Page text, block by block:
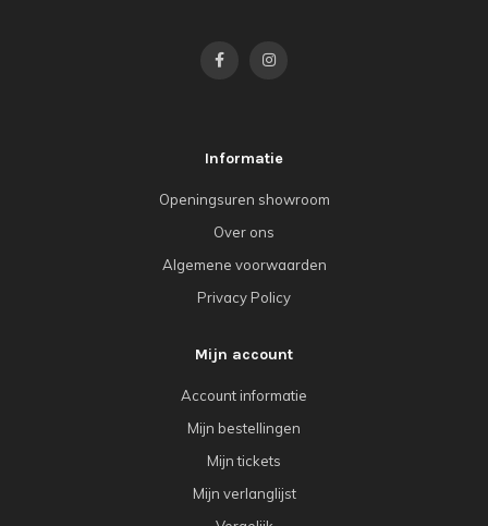
Informatie
Openingsuren showroom
Over ons
Algemene voorwaarden
Privacy Policy
Mijn account
Account informatie
Mijn bestellingen
Mijn tickets
Mijn verlanglijst